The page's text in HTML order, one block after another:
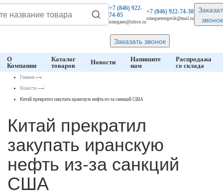
+7 (846)922-
74-05
omegaen@inbox.ru
+7 (846)922-74-30
omegaenergetik@mail.ru
звонок
Заказать звонок
О
Компании
Каталог
товаров
Новости
Напишите
нам
Распродажа
со склада
Главная ⟶
Новости ⟶
Китай прекратил закупать иранскую нефть из-за санкций США
Китай прекратил
закупать иранскую
нефть из-за санкций
США